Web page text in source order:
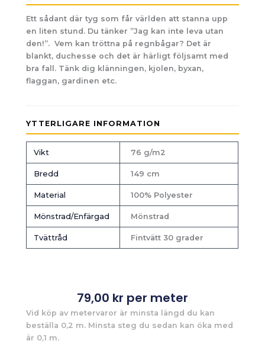
Ett sådant där tyg som får världen att stanna upp
en liten stund. Du tänker ”Jag kan inte leva utan
den!”. Vem kan tröttna på regnbågar? Det är
blankt, duchesse och det är härligt följsamt med
bra fall. Tänk dig klänningen, kjolen, byxan,
flaggan, gardinen etc.
YTTERLIGARE INFORMATION
Vikt 76 g/m2
Bredd 149 cm
Material 100% Polyester
Mönstrad/Enfärgad Mönstrad
Tvättråd Fintvätt 30 grader
79,00 kr per meter
Vid köp av metervaror är minsta längd du kan
beställa 0,2 m. Minsta steg du sedan kan öka med
är 0,1 m.